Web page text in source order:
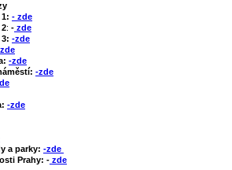
- zde
2: - zde
3: -zde
-zde
-zde
-zde
a parky: -zde
Prahy: - zde